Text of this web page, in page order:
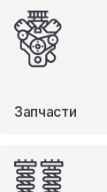
Запчасти